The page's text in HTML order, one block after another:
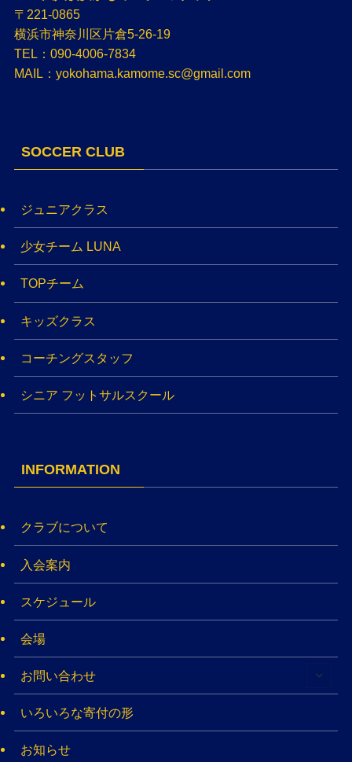
〒221-0865
横浜市神奈川区片倉5-26-19
TEL：090-4006-7834
MAIL：yokohama.kamome.sc@gmail.com
SOCCER CLUB
ジュニアクラス
少女チーム LUNA
TOPチーム
キッズクラス
コーチングスタッフ
シニア フットサルスクール
INFORMATION
クラブについて
入会案内
スケジュール
会場
お問い合わせ
いろいろな寄付の形
お知らせ